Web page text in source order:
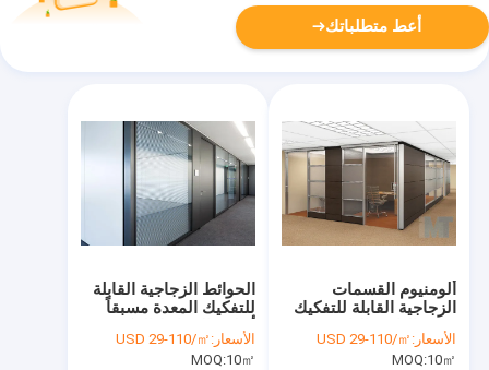
أعط متطلباتك
الحوائط الزجاجية القابلة
للتفكيك المعدة مسبقاً
أنظمة الحوائط المكتبية
طلاء مسحوق
الأسعار: USD 29-110/㎡
MOQ:10㎡
ألومنيوم القسمات
الزجاجية القابلة للتفكيك
وحدة الباب والنافذة
المجمعة مسبقاً
الأسعار: USD 29-110/㎡
MOQ:10㎡